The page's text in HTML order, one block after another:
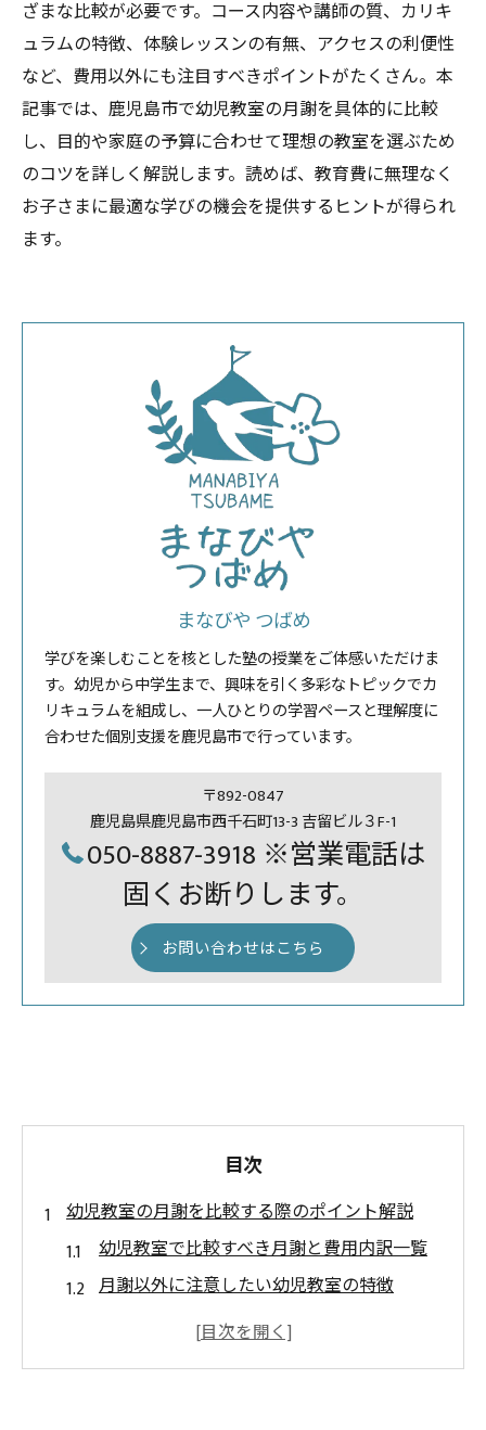
ざまな比較が必要です。コース内容や講師の質、カリキ
ュラムの特徴、体験レッスンの有無、アクセスの利便性
など、費用以外にも注目すべきポイントがたくさん。本
記事では、鹿児島市で幼児教室の月謝を具体的に比較
し、目的や家庭の予算に合わせて理想の教室を選ぶため
のコツを詳しく解説します。読めば、教育費に無理なく
お子さまに最適な学びの機会を提供するヒントが得られ
ます。
まなびや つばめ
学びを楽しむことを核とした塾の授業をご体感いただけま
す。幼児から中学生まで、興味を引く多彩なトピックでカ
リキュラムを組成し、一人ひとりの学習ペースと理解度に
合わせた個別支援を鹿児島市で行っています。
〒892-0847
鹿児島県鹿児島市西千石町13-3 吉留ビル３F-1
050-8887-3918 ※営業電話は
固くお断りします。
お問い合わせはこちら
目次
幼児教室の月謝を比較する際のポイント解説
幼児教室で比較すべき月謝と費用内訳一覧
月謝以外に注意したい幼児教室の特徴
教材費や入会金の違いを知る幼児教室選び